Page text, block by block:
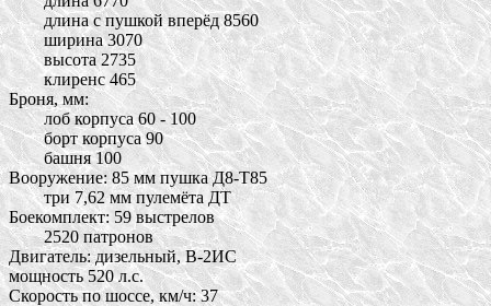
	длина с пушкой вперёд 8560
	ширина 3070
	высота 2735
	клиренс 465
Броня, мм:
	лоб корпуса 60 - 100
	борт корпуса 90
	башня 100
Вооружение: 85 мм пушка Д8-Т85
	три 7,62 мм пулемёта ДТ
Боекомплект: 59 выстрелов
	2520 патронов
Двигатель: дизельный, В-2ИС
мощность 520 л.с.
Скорость по шоссе, км/ч: 37